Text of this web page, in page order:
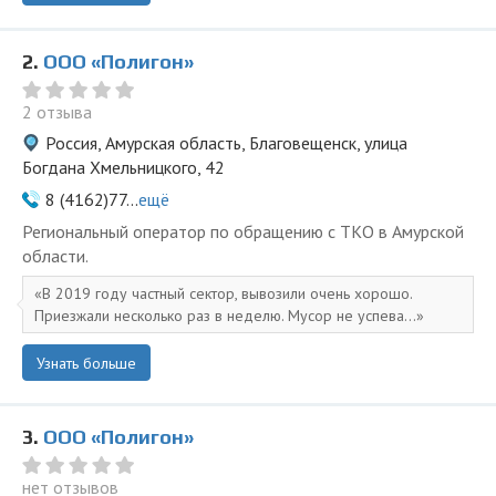
2. ООО «Полигон»
2 отзыва
Россия, Амурская область, Благовещенск, улица
Богдана Хмельницкого, 42
8 (4162)77...ещё
Региональный оператор по обращению с ТКО в Амурской
области.
В 2019 году частный сектор, вывозили очень хорошо.
Приезжали несколько раз в неделю. Мусор не успева...
Узнать больше
3. ООО «Полигон»
нет отзывов